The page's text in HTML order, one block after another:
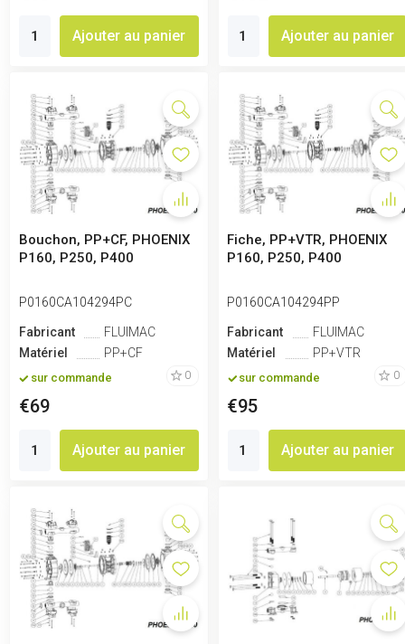
Ajouter au panier Ajouter au panier
Bouchon, PP+CF, PHOENIX
P160, P250, P400
P0160CA104294PC
Fabricant
FLUIMAC
Matériel
PP+CF
sur commande 0
€69
Ajouter au panier
Fiche, PP+VTR, PHOENIX
P160, P250, P400
P0160CA104294PP
Fabricant
FLUIMAC
Matériel
PP+VTR
sur commande 0
€95
Ajouter au panier